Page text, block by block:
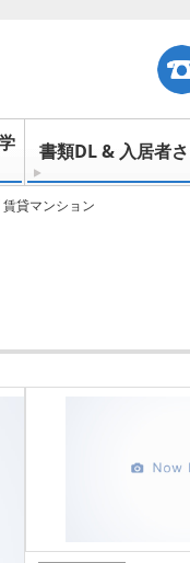
書類DL & 入居者
貸マンション